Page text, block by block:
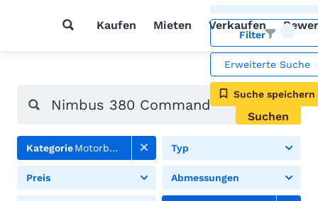
Kaufen Mieten Verkaufen
Filter
Erweiterte Suche
Suche speichern
Suchen
KategorieMotorboote Typ
Preis Abmessungen